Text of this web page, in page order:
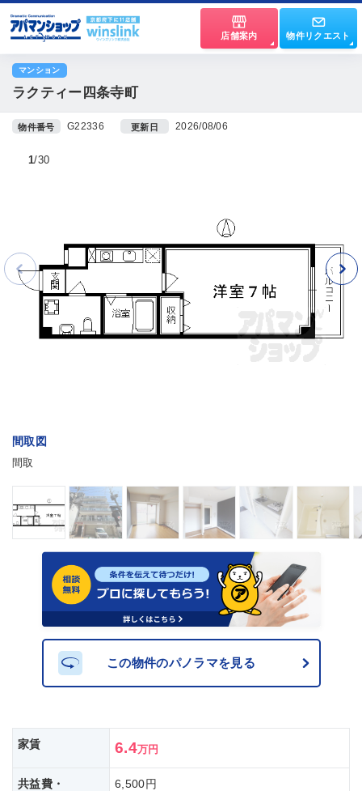
店舗案内 物件リクエスト
マンション
ラクティー四条寺町
物件番号 G22336 更新日 2026/08/06
間取図
間取
1 30
この物件のパノラマを見る
家賃 6.4万円
共益費・
6,500円